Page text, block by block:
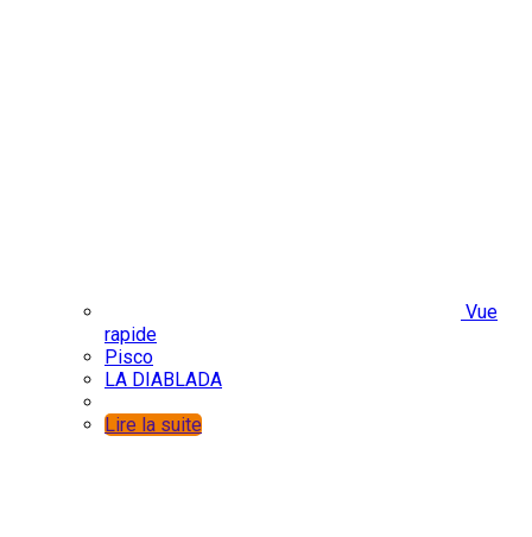
Vue
rapide
Pisco
LA DIABLADA
Lire la suite